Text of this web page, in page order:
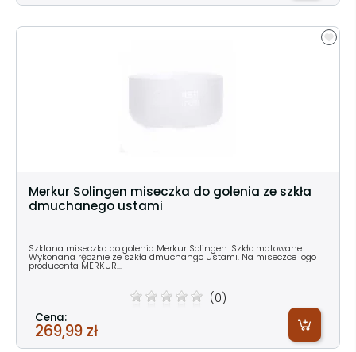
Merkur Solingen miseczka do golenia ze szkła
dmuchanego ustami
Szklana miseczka do golenia Merkur Solingen. Szkło matowane.
Wykonana ręcznie ze szkła dmuchango ustami. Na miseczce logo
producenta MERKUR...
(0)
Cena:
269,99 zł